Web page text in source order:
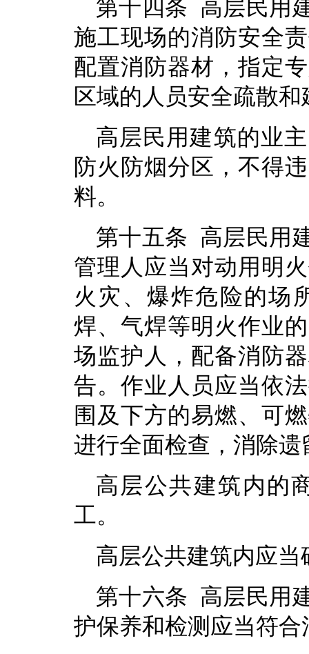
第十四条 高层民用
施工现场的消防安全
配置消防器材，指定
区域的人员安全疏散
高层民用建筑的业
防火防烟分区，不得
料。
第十五条 高层民用
管理人应当对动用明
火灾、爆炸危险的场
焊、气焊等明火作业
场监护人，配备消防
告。作业人员应当依
围及下方的易燃、可
进行全面检查，消除遗
高层公共建筑内的
工。
高层公共建筑内应
第十六条 高层民用
护保养和检测应当符